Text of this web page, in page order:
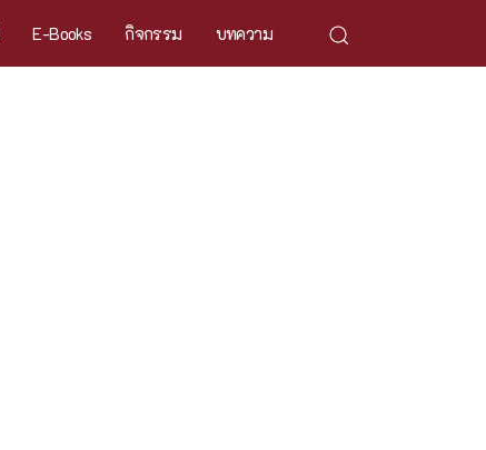
E-Books กิจกรรม บทความ